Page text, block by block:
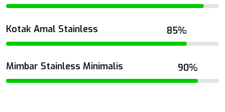
Control ketat untuk menjaga Kualitas.
Podium Minimalis
Perlengkapan Ambulance
Kotak Amal Stainless 85%
Mimbar Stainless Minimalis 90%